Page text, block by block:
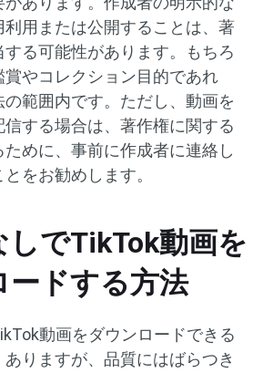
用または公開することは、著
る可能性があります。もちろ
賞やコレクション目的であれ
範囲内です。ただし、動画を
する場合は、著作権に関する
めに、事前に作成者に連絡し
をお勧めします。
しでTikTok動画を
ードする方法
動画をダウンロードできる
りますが、品質にはばらつき